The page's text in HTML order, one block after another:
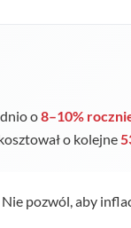
o8–10%
o kolejne
pozwól, aby